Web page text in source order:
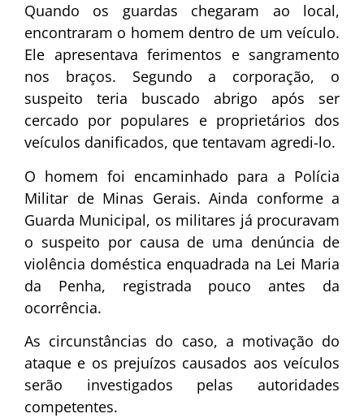
Quando os guardas chegaram ao local,
encontraram o homem dentro de um veículo.
Ele apresentava ferimentos e sangramento
nos braços. Segundo a corporação, o
suspeito teria buscado abrigo após ser
cercado por populares e proprietários dos
veículos danificados, que tentavam agredi-lo.
O homem foi encaminhado para a Polícia
Militar de Minas Gerais. Ainda conforme a
Guarda Municipal, os militares já procuravam
o suspeito por causa de uma denúncia de
violência doméstica enquadrada na Lei Maria
da Penha, registrada pouco antes da
ocorrência.
As circunstâncias do caso, a motivação do
ataque e os prejuízos causados aos veículos
serão investigados pelas autoridades
competentes.